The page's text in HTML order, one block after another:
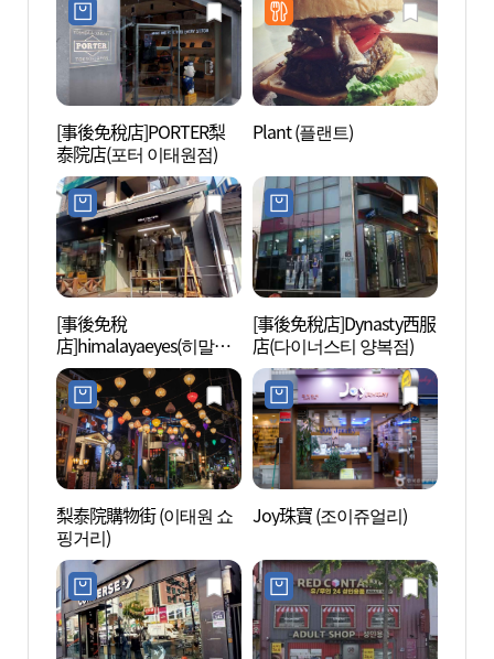
[事後免稅店]PORTER梨
泰院店(포터 이태원점)
Plant (플랜트)
[事後免稅
店]himalayaeyes(히말라
야아이즈)
[事後免稅店]Dynasty西服
店(다이너스티 양복점)
梨泰院購物街 (이태원 쇼
핑거리)
Joy珠寶 (조이쥬얼리)